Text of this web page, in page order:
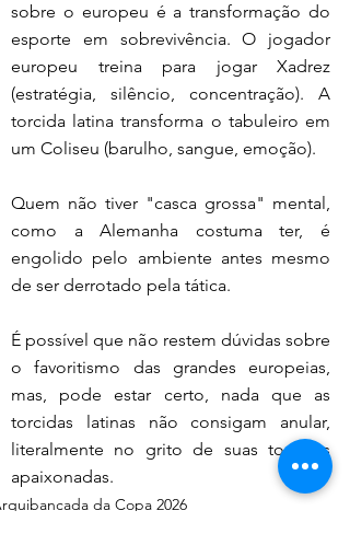
sobre o europeu é a transformação do
esporte em sobrevivência. O jogador
europeu treina para jogar Xadrez
(estratégia, silêncio, concentração). A
torcida latina transforma o tabuleiro em
um Coliseu (barulho, sangue, emoção).
Quem não tiver "casca grossa" mental,
como a Alemanha costuma ter, é
engolido pelo ambiente antes mesmo
de ser derrotado pela tática.
É possível que não restem dúvidas sobre
o favoritismo das grandes europeias,
mas, pode estar certo, nada que as
torcidas latinas não consigam anular,
literalmente no grito de suas torcidas
apaixonadas.
da Copa 2026